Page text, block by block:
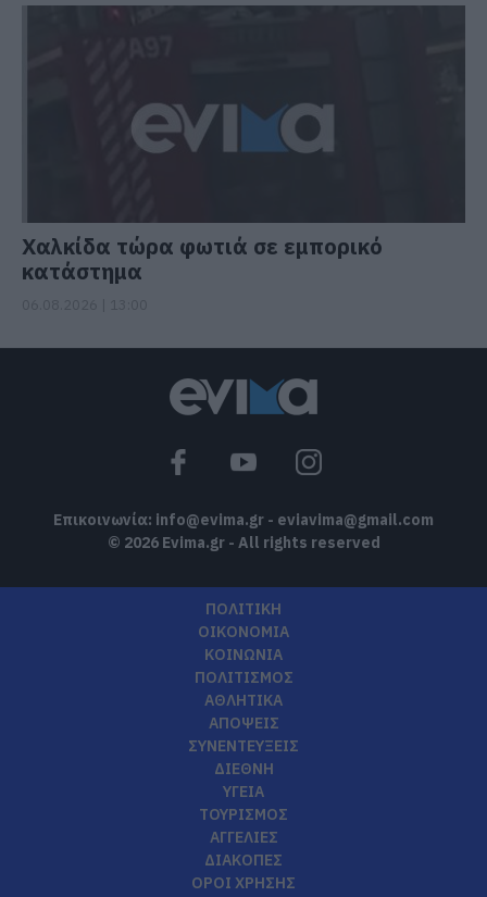
Χαλκίδα τώρα φωτιά σε εμπορικό
κατάστημα
Επικοινωνία: info@evima.gr - eviavima@gmail.com
© 2026 Evima.gr - All rights reserved
ΠΟΛΙΤΙΚΗ
ΟΙΚΟΝΟΜΙΑ
ΚΟΙΝΩΝΙΑ
ΠΟΛΙΤΙΣΜΟΣ
ΑΘΛΗΤΙΚΑ
ΑΠΟΨΕΙΣ
ΣΥΝΕΝΤΕΥΞΕΙΣ
ΔΙΕΘΝΗ
ΥΓΕΙΑ
ΤΟΥΡΙΣΜΟΣ
ΑΓΓΕΛΙΕΣ
ΔΙΑΚΟΠΕΣ
ΟΡΟΙ ΧΡΗΣΗΣ